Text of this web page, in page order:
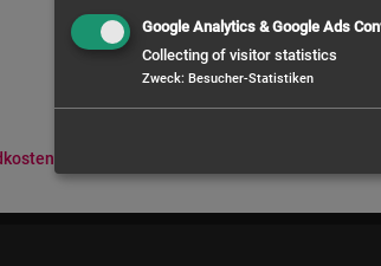
Google Analytics & Google Ads
Collecting of visitor statistics
Zweck: Besucher-Statistiken